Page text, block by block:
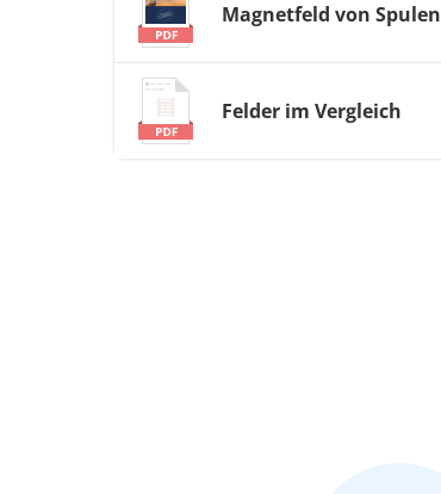
Magnetfeld von Spulen
Felder im Vergleich